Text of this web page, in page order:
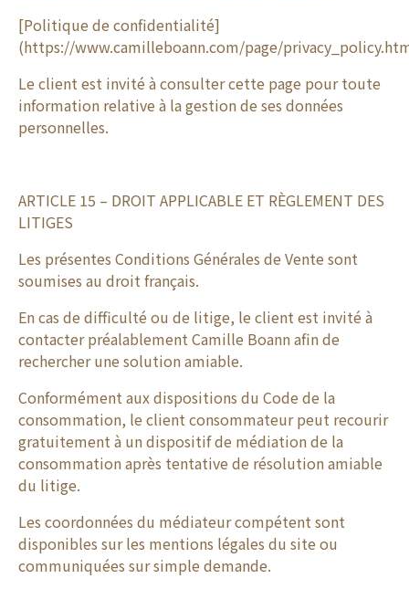
[Politique de confidentialité]
(https://www.camilleboann.com/page/
Le client est invité à consulter cette page pour toute
information relative à la gestion de ses données
personnelles.
ARTICLE 15 – DROIT APPLICABLE ET RÈGLEMENT DES
LITIGES
Les présentes Conditions Générales de Vente sont
soumises au droit français.
En cas de difficulté ou de litige, le client est invité à
contacter préalablement Camille Boann afin de
rechercher une solution amiable.
Conformément aux dispositions du Code de la
consommation, le client consommateur peut recourir
gratuitement à un dispositif de médiation de la
consommation après tentative de résolution amiable
du litige.
Les coordonnées du médiateur compétent sont
disponibles sur les mentions légales du site ou
communiquées sur simple demande.